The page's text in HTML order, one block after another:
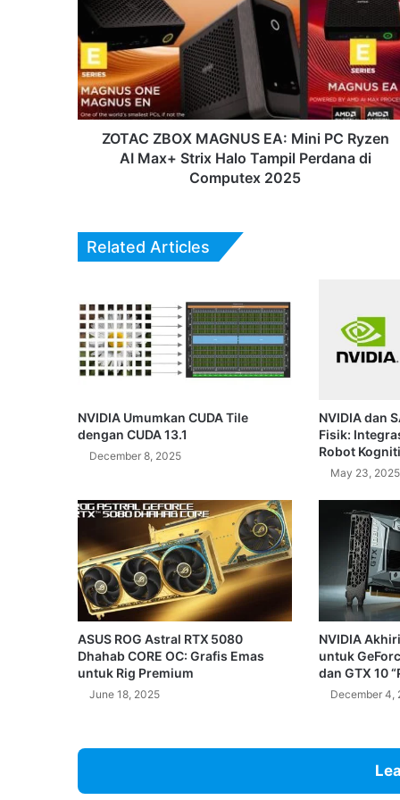
MAGNUS
Mini
PC
Ryzen
AI
Max+
Computex
2025
ZOTAC ZBOX MAGNUS EA: Mini PC Ryzen
AI Max+ Strix Halo Tampil Perdana di
Computex 2025
Related Articles
NVIDIA Umumkan CUDA Tile
dengan CUDA 13.1
December 8, 2025
NVIDIA dan
Fisik:
Robot
May 23, 2025
ASUS ROG Astral RTX 5080
Dhahab CORE OC: Grafis Emas
untuk Rig Premium
June 18, 2025
NVIDIA
untuk
dan GTX 10
December 4,